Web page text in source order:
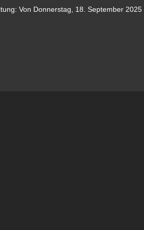
Von Donnerstag, 18. September 2025